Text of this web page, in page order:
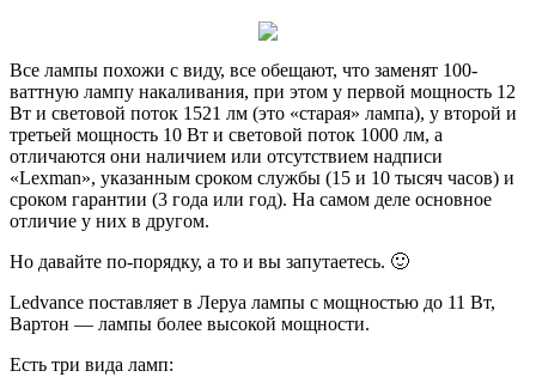
Все лампы похожи с виду, все обещают, что заменят 100-
ваттную лампу накаливания, при этом у первой мощность 12
Вт и световой поток 1521 лм (это «старая» лампа), у второй и
третьей мощность 10 Вт и световой поток 1000 лм, а
отличаются они наличием или отсутствием надписи
«Lexman», указанным сроком службы (15 и 10 тысяч часов) и
сроком гарантии (3 года или год). На самом деле основное
отличие у них в другом.
Но давайте по-порядку, а то и вы запутаетесь. 🙂
Ledvance поставляет в Леруа лампы с мощностью до 11 Вт,
Вартон — лампы более высокой мощности.
Есть три вида ламп: